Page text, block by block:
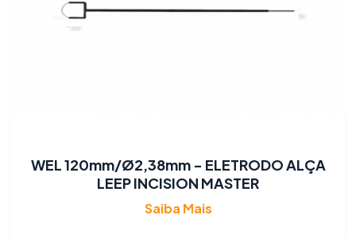
WEL 120mm/Ø2,38mm - ELETRODO ALÇA
LEEP INCISION MASTER
Saiba Mais